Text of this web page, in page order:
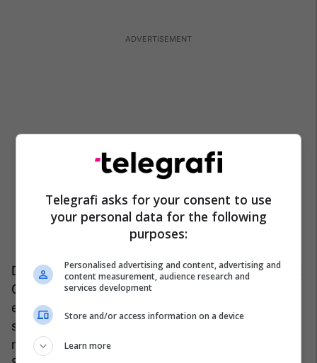
Deputeti i Partisë Demokratike të Kosovës, Rashit
Qalaj ka kritikuar ministren Hajdari për mungesën
e transparencës dhe mos auditimin për rezervat
shtetërore. Ajo tha se Qalaj po shpif, për çka ka
ndërhyrë edhe deputetja, Mirlinda Tishukaj
Telegrafi asks for your consent to use
your personal data for the following
purposes:
Personalised advertising and content, advertising and
content measurement, audience research and
services development
Store and/or access information on a device
Learn more